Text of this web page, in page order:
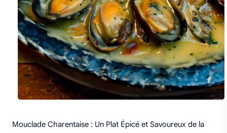
Mouclade Charentaise : Un Plat Épicé et Savoureux de la